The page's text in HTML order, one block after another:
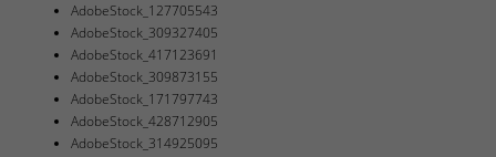
AdobeStock_127705543
AdobeStock_309327405
AdobeStock_417123691
AdobeStock_309873155
AdobeStock_171797743
AdobeStock_428712905
AdobeStock_314925095